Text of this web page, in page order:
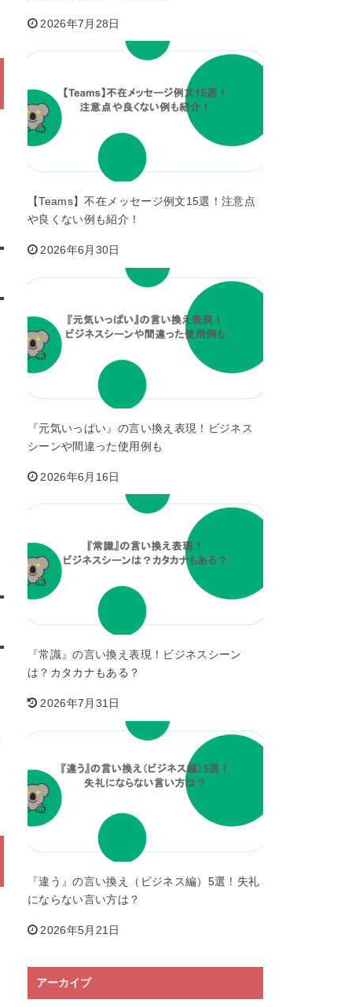
2026年7月28日
【Teams】不在メッセージ例文15選！注意点
や良くない例も紹介！
2026年6月30日
『元気いっぱい』の言い換え表現！ビジネス
シーンや間違った使用例も
2026年6月16日
『常識』の言い換え表現！ビジネスシーン
は？カタカナもある？
2026年7月31日
『違う』の言い換え（ビジネス編）5選！失礼
にならない言い方は？
2026年5月21日
アーカイブ